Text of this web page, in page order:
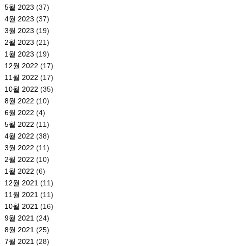
5월 2023 (37)
4월 2023 (37)
3월 2023 (19)
2월 2023 (21)
1월 2023 (19)
12월 2022 (17)
11월 2022 (17)
10월 2022 (35)
8월 2022 (10)
6월 2022 (4)
5월 2022 (11)
4월 2022 (38)
3월 2022 (11)
2월 2022 (10)
1월 2022 (6)
12월 2021 (11)
11월 2021 (11)
10월 2021 (16)
9월 2021 (24)
8월 2021 (25)
7월 2021 (28)